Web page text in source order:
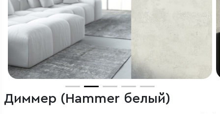
Диммер (Hammer белый)